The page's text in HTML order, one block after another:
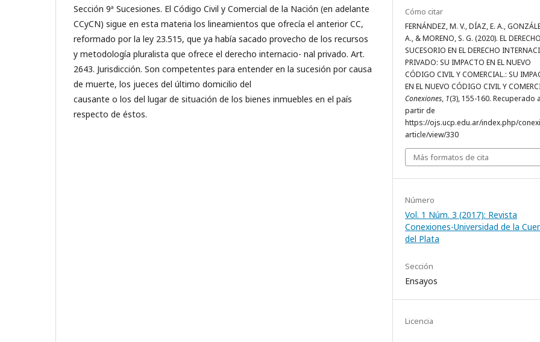
Sección 9ª Sucesiones. El Código Civil y Comercial de la Nación (en adelante
CCyCN) sigue en esta materia los lineamientos que ofrecía el anterior CC,
reformado por la ley 23.515, que ya había sacado provecho de los recursos
y metodología pluralista que ofrece el derecho internacio- nal privado. Art.
2643. Jurisdicción. Son competentes para entender en la sucesión por causa
de muerte, los jueces del último domicilio del
causante o los del lugar de situación de los bienes inmuebles en el país
respecto de éstos.
Cómo citar
FERNÁNDEZ, M. V., DÍAZ, E. A.,
A., & MORENO, S. G. (2020). EL DERECHO
SUCESORIO EN EL DERECHO
PRIVADO: SU IMPACTO EN EL NUEVO
CÓDIGO CIVIL Y COMERCIAL.: SU
EN EL NUEVO CÓDIGO CIVIL Y
Conexiones, 1(3), 155-160. Recuperado a
partir de
https://ojs.ucp.edu.ar/index.php/
article/view/330
Más formatos de cita
Número
Vol. 1 Núm. 3 (2017): Revista
Conexiones-Universidad de la
del Plata
Sección
Ensayos
Licencia